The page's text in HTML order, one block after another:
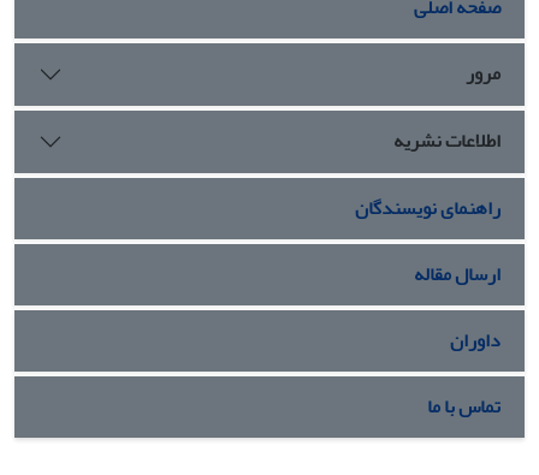
بیشتر دروس معارف لازم و ضروری به نظر می‌رسد.
مرور
اطلاعات نشریه
راهنمای نویسندگان
ارسال مقاله
داوران
تماس با ما